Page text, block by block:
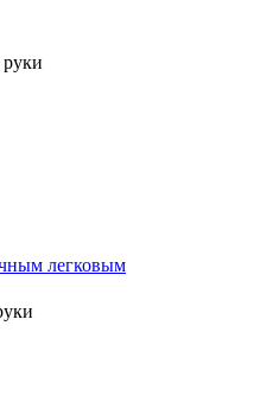
руки
легковым